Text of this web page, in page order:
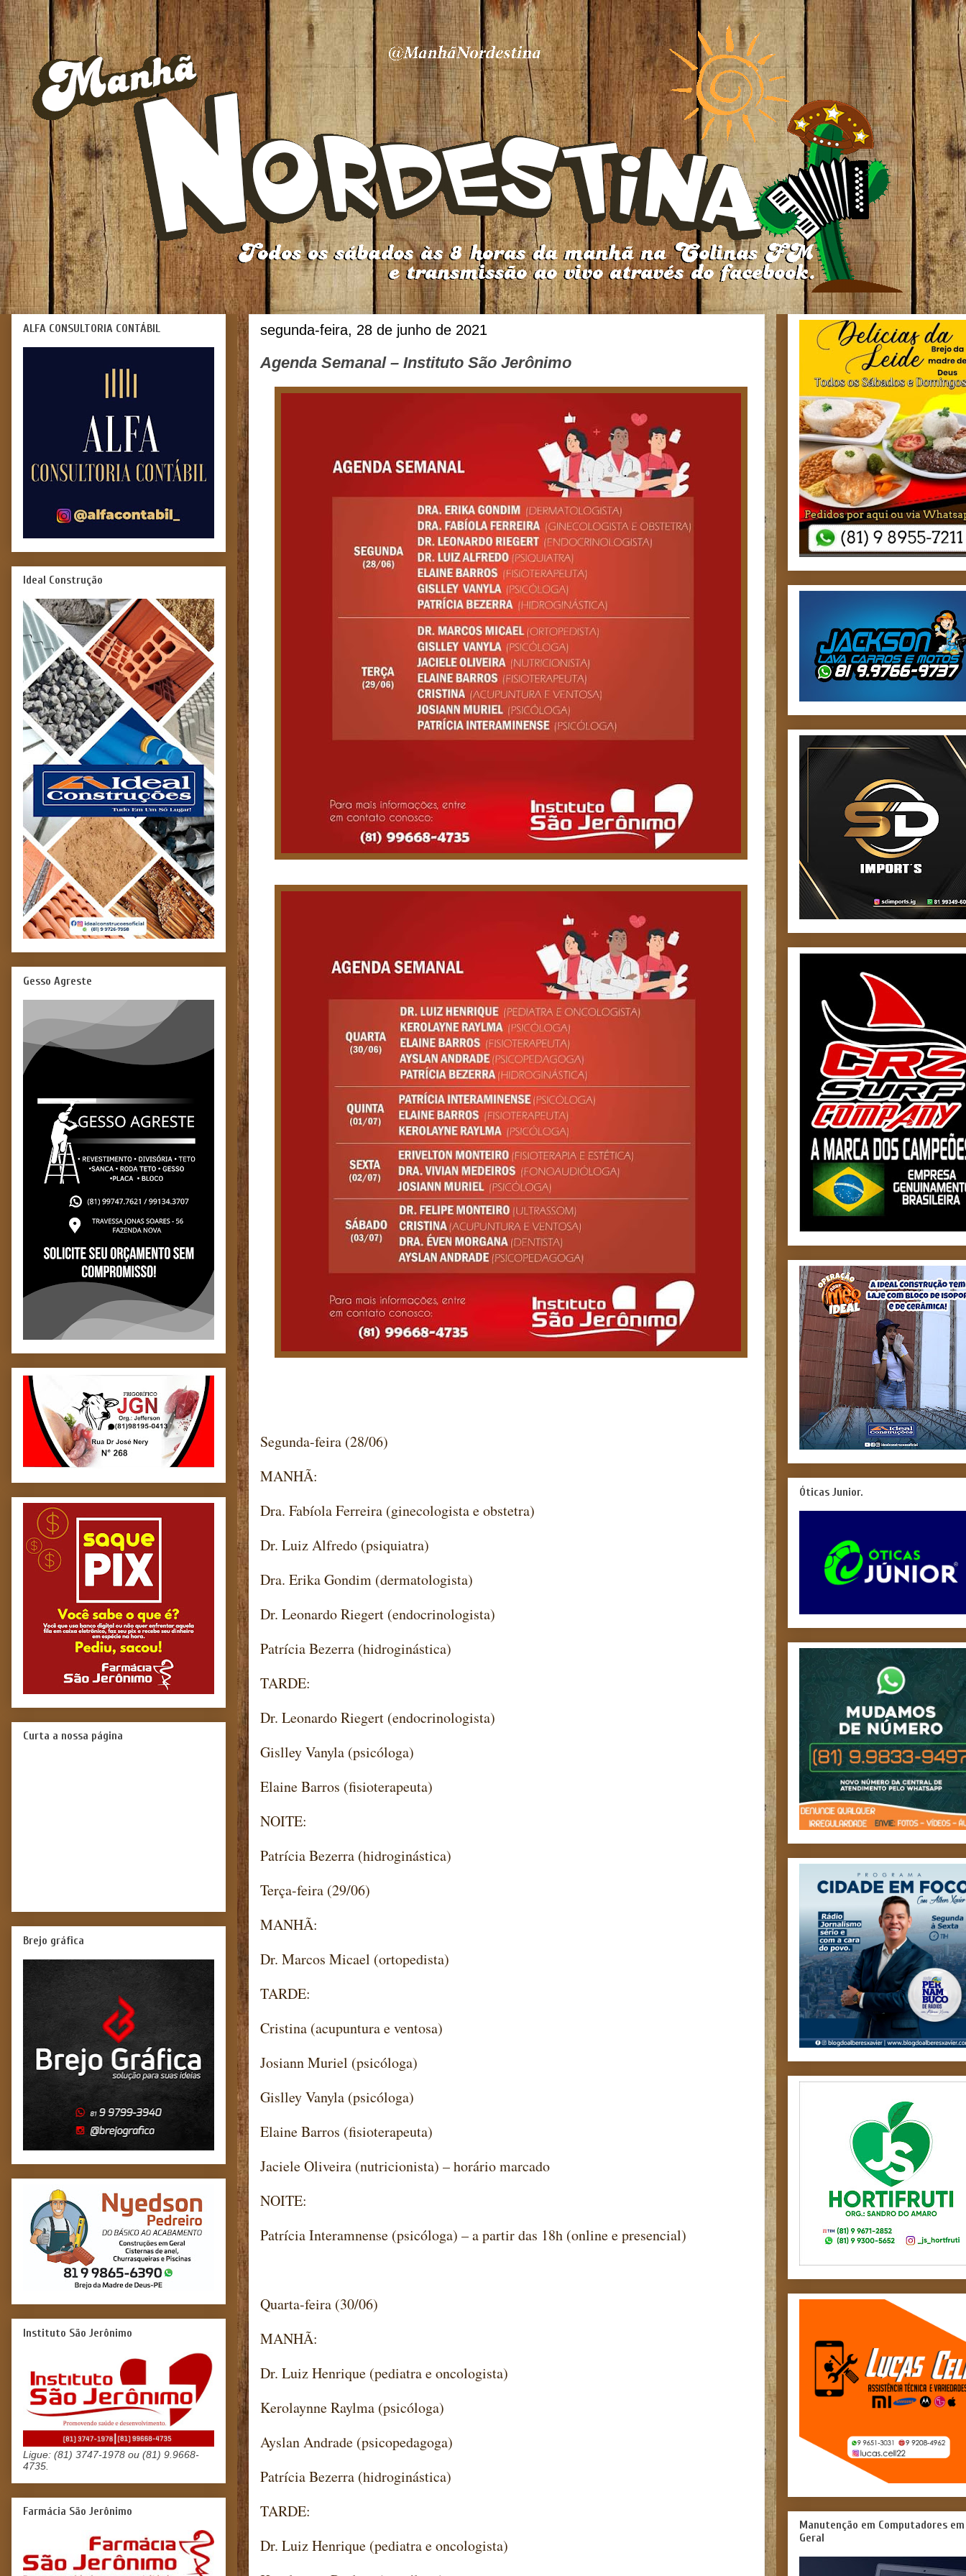
segunda-feira, 28 de junho de 2021
Agenda Semanal – Instituto São Jerônimo
Segunda-feira (28/06)
MANHÃ:
Dra. Fabíola Ferreira (ginecologista e obstetra)
Dr. Luiz Alfredo (psiquiatra)
Dra. Erika Gondim (dermatologista)
Dr. Leonardo Riegert (endocrinologista)
Patrícia Bezerra (hidroginástica)
TARDE:
Dr. Leonardo Riegert (endocrinologista)
Gislley Vanyla (psicóloga)
Elaine Barros (fisioterapeuta)
NOITE:
Patrícia Bezerra (hidroginástica)
Terça-feira (29/06)
MANHÃ:
Dr. Marcos Micael (ortopedista)
TARDE:
Cristina (acupuntura e ventosa)
Josiann Muriel (psicóloga)
Gislley Vanyla (psicóloga)
Elaine Barros (fisioterapeuta)
Jaciele Oliveira (nutricionista) – horário marcado
NOITE:
Patrícia Interamnense (psicóloga) – a partir das 18h (online e presencial)
Quarta-feira (30/06)
MANHÃ:
Dr. Luiz Henrique (pediatra e oncologista)
Kerolaynne Raylma (psicóloga)
Ayslan Andrade (psicopedagoga)
Patrícia Bezerra (hidroginástica)
TARDE:
Dr. Luiz Henrique (pediatra e oncologista)
ALFA CONSULTORIA CONTÁBIL
Ideal Construção
Gesso Agreste
Curta a nossa página
Brejo gráfica
Instituto São Jerônimo
Ligue: (81) 3747-1978 ou (81) 9.9668-
4735.
Farmácia São Jerônimo
Óticas Junior.
Manutenção em Computadores em
Geral